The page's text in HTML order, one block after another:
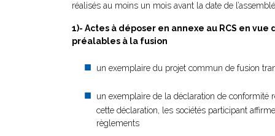
réalisés au moins un mois avant la date de
1)- Actes à déposer en annexe au RCS en
préalables à la fusion
un exemplaire du projet commun de fusion
un exemplaire de la déclaration de conformité
cette déclaration, les sociétés participant
règlements